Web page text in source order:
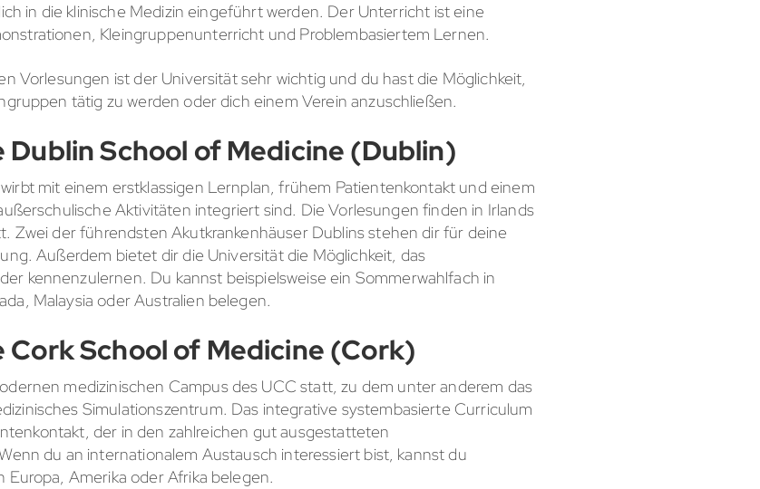
in die klinische Medizin eingeführt werden. Der Unterricht ist eine
Kleingruppenunterricht und Problembasiertem Lernen.
Vorlesungen ist der Universität sehr wichtig und du hast die Möglichkeit,
tätig zu werden oder dich einem Verein anzuschließen.
School of Medicine (Dublin)
mit einem erstklassigen Lernplan, frühem Patientenkontakt und einem
Aktivitäten integriert sind. Die Vorlesungen finden in Irlands
Zwei der führendsten Akutkrankenhäuser Dublins stehen dir für deine
Außerdem bietet dir die Universität die Möglichkeit, das
kennenzulernen. Du kannst beispielsweise ein Sommerwahlfach in
Malaysia oder Australien belegen.
School of Medicine (Cork)
medizinischen Campus des UCC statt, zu dem unter anderem das
Simulationszentrum. Das integrative systembasierte Curriculum
der in den zahlreichen gut ausgestatteten
du an internationalem Austausch interessiert bist, kannst du
Amerika oder Afrika belegen.